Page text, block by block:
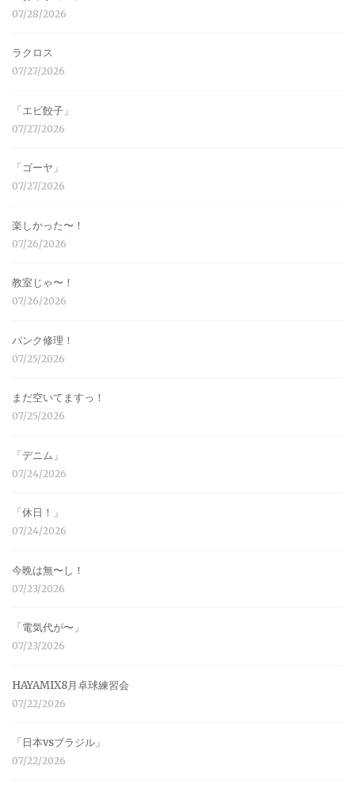
07/28/2026
ラクロス
07/27/2026
「エビ餃子」
07/27/2026
「ゴーヤ」
07/27/2026
楽しかった〜！
07/26/2026
教室じゃ〜！
07/26/2026
パンク修理！
07/25/2026
まだ空いてますっ！
07/25/2026
「デニム」
07/24/2026
「休日！」
07/24/2026
今晩は無〜し！
07/23/2026
「電気代が〜」
07/23/2026
HAYAMIX8月卓球練習会
07/22/2026
「日本vsブラジル」
07/22/2026